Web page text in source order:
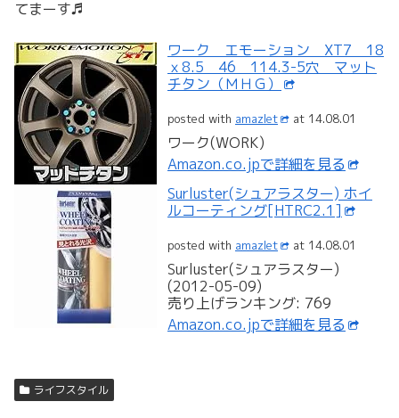
てまーす♬
ワーク エモーション XT7 18
ｘ8.5 46 114.3-5穴 マット
チタン（ＭＨＧ）
posted with amazlet at 14.08.01
ワーク(WORK)
Amazon.co.jpで詳細を見る
Surluster(シュアラスター) ホイ
ルコーティング[HTRC2.1]
posted with amazlet at 14.08.01
Surluster(シュアラスター)
(2012-05-09)
売り上げランキング: 769
Amazon.co.jpで詳細を見る
ライフスタイル